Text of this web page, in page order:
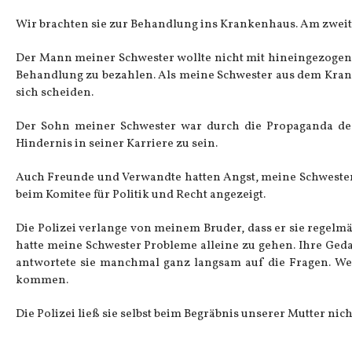
Wir brachten sie zur Behandlung ins Krankenhaus. Am
Der Mann meiner Schwester wollte nicht mit
Behandlung zu bezahlen. Als meine Schwester aus dem
sich scheiden.
Der Sohn meiner Schwester war durch die Propaganda
Hindernis in seiner Karriere zu sein.
Auch Freunde und Verwandte hatten Angst, meine
beim Komitee für Politik und Recht angezeigt.
Die Polizei verlange von meinem Bruder, dass er sie
hatte meine Schwester Probleme alleine zu gehen. Ihre
antwortete sie manchmal ganz langsam auf die Fragen.
kommen.
Die Polizei ließ sie selbst beim Begräbnis unserer Mutter